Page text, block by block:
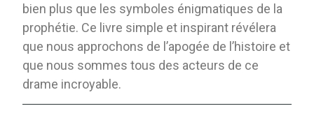
bien plus que les symboles énigmatiques de la
prophétie. Ce livre simple et inspirant révélera
que nous approchons de l’apogée de l’histoire et
que nous sommes tous des acteurs de ce
drame incroyable.